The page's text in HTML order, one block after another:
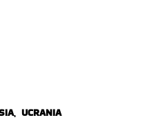
, UCRANIA